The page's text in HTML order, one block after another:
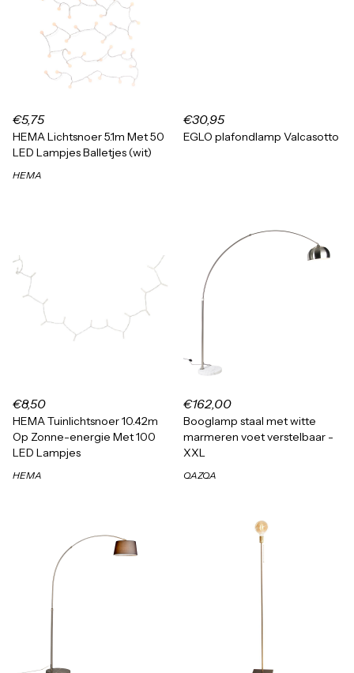
€5,75
HEMA Lichtsnoer 5.1m Met 50
LED Lampjes Balletjes (wit)
HEMA
€30,95
EGLO plafondlamp Valcasotto
€8,50
HEMA Tuinlichtsnoer 10.42m
Op Zonne-energie Met 100
LED Lampjes
HEMA
€162,00
Booglamp staal met witte
marmeren voet verstelbaar -
XXL
QAZQA